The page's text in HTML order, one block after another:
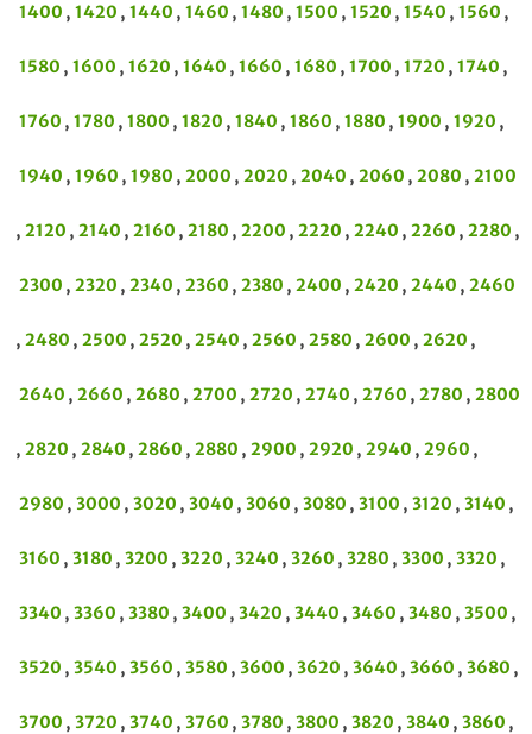
1400 , 1420 , 1440 , 1460 , 1480 , 1500 , 1520 , 1540 , 1560 ,
1580 , 1600 , 1620 , 1640 , 1660 , 1680 , 1700 , 1720 , 1740 ,
1760 , 1780 , 1800 , 1820 , 1840 , 1860 , 1880 , 1900 , 1920 ,
1940 , 1960 , 1980 , 2000 , 2020 , 2040 , 2060 , 2080 , 2100
, 2120 , 2140 , 2160 , 2180 , 2200 , 2220 , 2240 , 2260 , 2280 ,
2300 , 2320 , 2340 , 2360 , 2380 , 2400 , 2420 , 2440 , 2460
, 2480 , 2500 , 2520 , 2540 , 2560 , 2580 , 2600 , 2620 ,
2640 , 2660 , 2680 , 2700 , 2720 , 2740 , 2760 , 2780 , 2800
, 2820 , 2840 , 2860 , 2880 , 2900 , 2920 , 2940 , 2960 ,
2980 , 3000 , 3020 , 3040 , 3060 , 3080 , 3100 , 3120 , 3140 ,
3160 , 3180 , 3200 , 3220 , 3240 , 3260 , 3280 , 3300 , 3320 ,
3340 , 3360 , 3380 , 3400 , 3420 , 3440 , 3460 , 3480 , 3500 ,
3520 , 3540 , 3560 , 3580 , 3600 , 3620 , 3640 , 3660 , 3680 ,
3700 , 3720 , 3740 , 3760 , 3780 , 3800 , 3820 , 3840 , 3860 ,